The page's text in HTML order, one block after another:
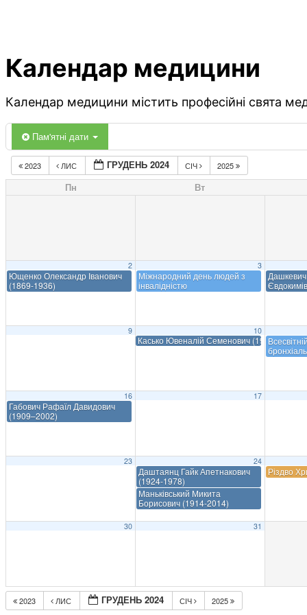
Календар медицини
Календар медицини містить професійні свята
Пам'ятні дати
2023 ЛИС ГРУДЕНЬ 2024 СІЧ 2025
Пн Вт
2
Ющенко Олександр Іванович
(1869-1936)
3
Міжнародний день людей з
інвалідністю
9 10
Касько Ювеналій Семенович (1914-1995)
16
Габович Рафаїл Давидович
(1909–2002)
17
23 24
Даштаянц Гайк Апетнакович
(1924-1978)
Маньківський Микита
Борисович (1914-2014)
Різдво
30 31
2023 ЛИС ГРУДЕНЬ 2024 СІЧ 2025